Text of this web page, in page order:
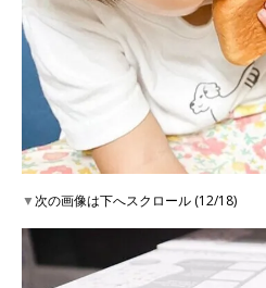
▼次の画像は下へスクロール (12/18)